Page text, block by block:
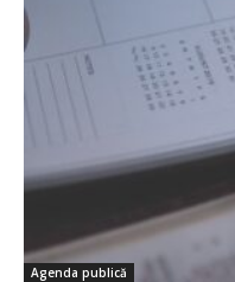
Agenda publică